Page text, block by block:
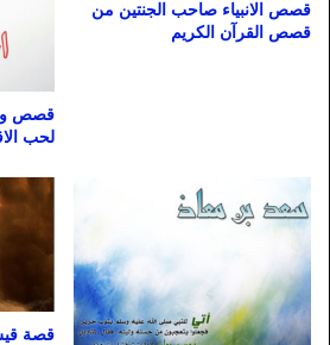
قصص الانبياء صاحب الجنتين من
قصص القرآن الكريم
قصص
لحب
قصة